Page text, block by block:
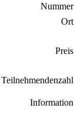
Nummer
Ort
Preis
Teilnehmendenzahl
Information